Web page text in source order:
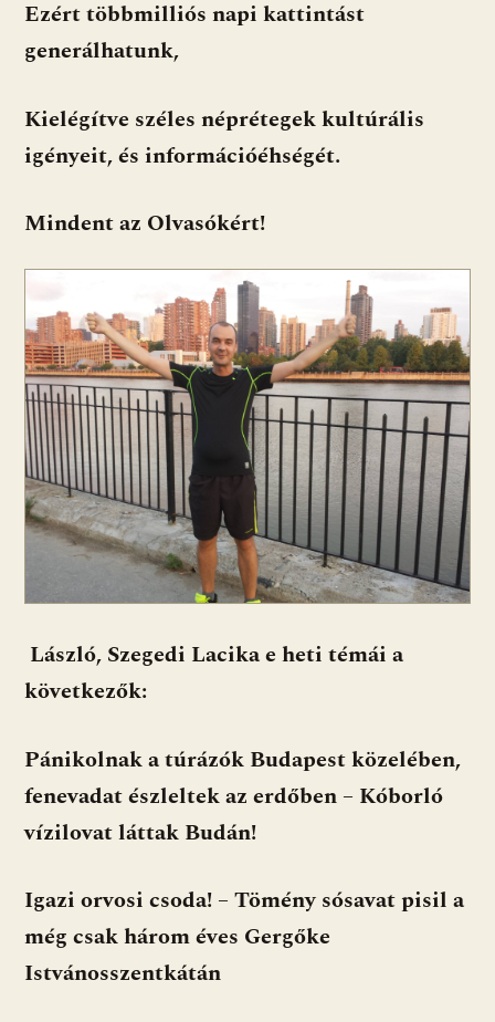
Ezért többmilliós napi kattintást
generálhatunk,
Kielégítve széles néprétegek kultúrális
igényeit, és információéhségét.
Mindent az Olvasókért!
László, Szegedi Lacika e heti témái a
következők:
Pánikolnak a túrázók Budapest közelében,
fenevadat észleltek az erdőben – Kóborló
vízilovat láttak Budán!
Igazi orvosi csoda! – Tömény sósavat pisil a
még csak három éves Gergőke
Istvánosszentkátán